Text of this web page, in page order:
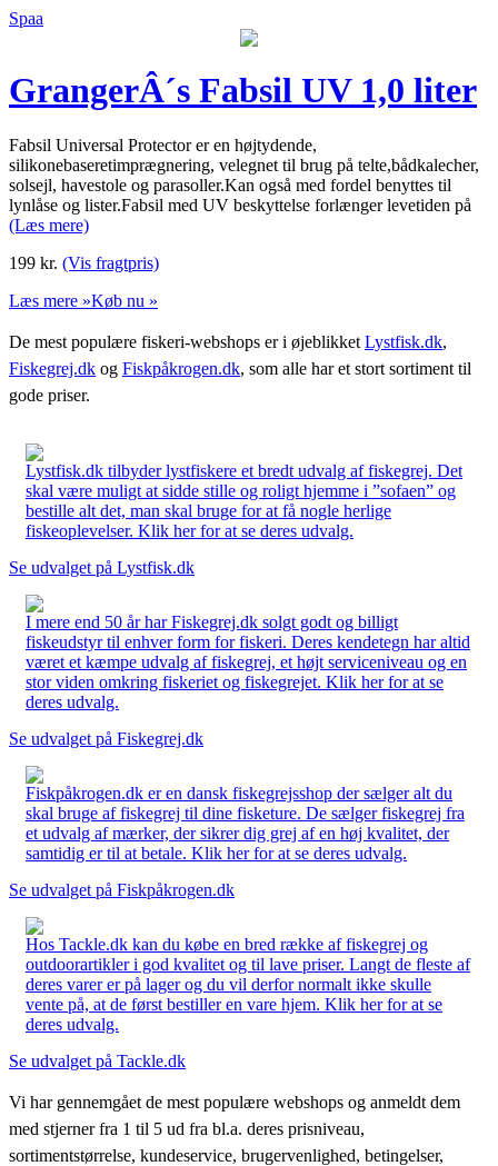
Spaa
GrangerÂ´s Fabsil UV 1,0 liter
Fabsil Universal Protector er en højtydende,
silikonebaseretimprægnering, velegnet til brug på telte,bådkalecher,
solsejl, havestole og parasoller.Kan også med fordel benyttes til
lynlåse og lister.Fabsil med UV beskyttelse forlænger levetiden på
(Læs mere)
199 kr. (Vis fragtpris)
Læs mere »Køb nu »
De mest populære fiskeri-webshops er i øjeblikket Lystfisk.dk,
Fiskegrej.dk og Fiskpåkrogen.dk, som alle har et stort sortiment til
gode priser.
Lystfisk.dk tilbyder lystfiskere et bredt udvalg af fiskegrej. Det
skal være muligt at sidde stille og roligt hjemme i ”sofaen” og
bestille alt det, man skal bruge for at få nogle herlige
fiskeoplevelser. Klik her for at se deres udvalg.
Se udvalget på Lystfisk.dk
I mere end 50 år har Fiskegrej.dk solgt godt og billigt
fiskeudstyr til enhver form for fiskeri. Deres kendetegn har altid
været et kæmpe udvalg af fiskegrej, et højt serviceniveau og en
stor viden omkring fiskeriet og fiskegrejet. Klik her for at se
deres udvalg.
Se udvalget på Fiskegrej.dk
Fiskpåkrogen.dk er en dansk fiskegrejsshop der sælger alt du
skal bruge af fiskegrej til dine fisketure. De sælger fiskegrej fra
et udvalg af mærker, der sikrer dig grej af en høj kvalitet, der
samtidig er til at betale. Klik her for at se deres udvalg.
Se udvalget på Fiskpåkrogen.dk
Hos Tackle.dk kan du købe en bred række af fiskegrej og
outdoorartikler i god kvalitet og til lave priser. Langt de fleste af
deres varer er på lager og du vil derfor normalt ikke skulle
vente på, at de først bestiller en vare hjem. Klik her for at se
deres udvalg.
Se udvalget på Tackle.dk
Vi har gennemgået de mest populære webshops og anmeldt dem
med stjerner fra 1 til 5 ud fra bl.a. deres prisniveau,
sortimentstørrelse, kundeservice, brugervenlighed, betingelser,